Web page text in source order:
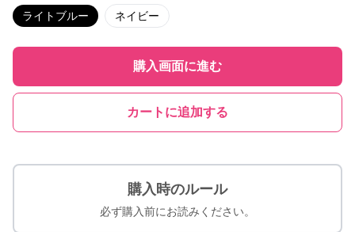
ライトブルー ネイビー
購入画面に進む
カートに追加する
購入時のルール
必ず購入前にお読みください。